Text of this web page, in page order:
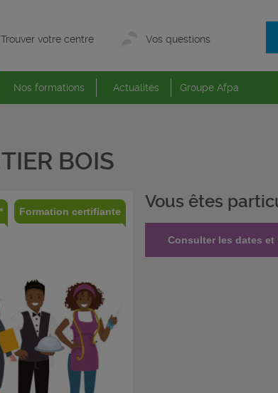
Trouver votre centre Vos questions
Nos formations Actualités Groupe Afpa
BOIS
Formation certifiante Vous êtes
Consulter les dates